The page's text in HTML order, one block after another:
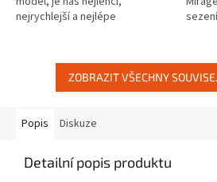
nejrychlejší a nejlépe
do praktické...
ZOBRAZIT VŠECHNY
Popis Diskuze
Detailní popis produktu